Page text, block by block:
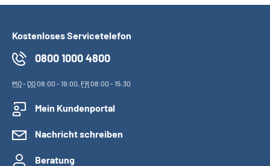
Kostenloses Servicetelefon
0800 1000 4800
MO- DO08:00 - 19:00, FR08:00 - 15:30
Mein Kundenportal
Nachricht schreiben
Beratung